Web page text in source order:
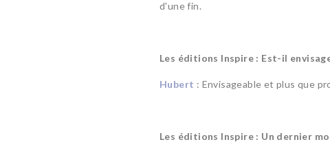
d'une fin.
Les éditions Inspire : Est-il
Hubert : Envisageable et plus que
Les éditions Inspire : Un dernier